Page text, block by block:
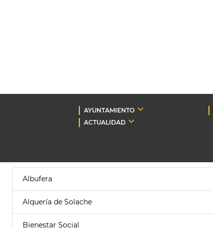
AYUNTAMIENTO
ACTUALIDAD
Albufera
Alquería de Solache
Bienestar Social